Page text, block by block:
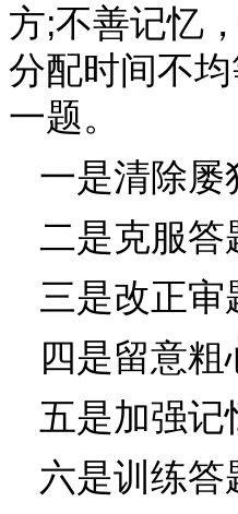
方;不善记忆
分配时间不
一题。
一是清除屡
二是克服答
三是改正
四是留意
五是加强
六是训练